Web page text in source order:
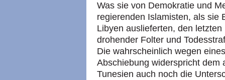
Was sie von Demokratie und
regierenden Islamisten, als sie
Libyen auslieferten, den
drohender Folter und
Die wahrscheinlich wegen
Abschiebung widerspricht dem
Tunesien auch noch die